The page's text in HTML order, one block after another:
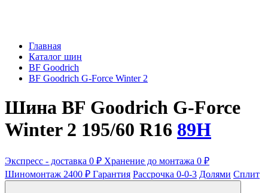
Главная
Каталог шин
BF Goodrich
BF Goodrich G-Force Winter 2
Шина BF Goodrich G-Force
Winter 2 195/60 R16 89H
Экспресс - доставка 0 ₽ Хранение до монтажа 0 ₽
Шиномонтаж 2400 ₽ Гарантия Рассрочка 0-0-3 Долями Сплит